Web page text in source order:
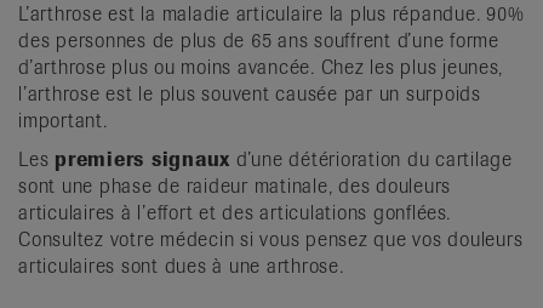
L’arthrose est la maladie articulaire la plus répandue. 90%
des personnes de plus de 65 ans souffrent d’une forme
d’arthrose plus ou moins avancée. Chez les plus jeunes,
l’arthrose est le plus souvent causée par un surpoids
important.
Les premiers signaux d’une détérioration du cartilage
sont une phase de raideur matinale, des douleurs
articulaires à l’effort et des articulations gonflées.
Consultez votre médecin si vous pensez que vos douleurs
articulaires sont dues à une arthrose.